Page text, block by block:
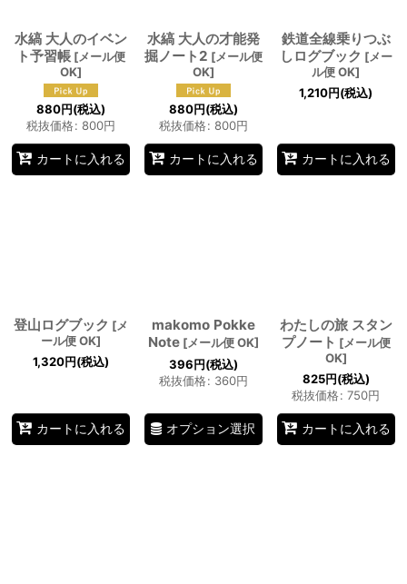
水縞 大人のイベン
ト予習帳 [メール便
OK]
880円(税込)
税抜価格: 800円
カートに入れる
水縞 大人の才能発
掘ノート2 [メール便
OK]
880円(税込)
税抜価格: 800円
カートに入れる
鉄道全線乗りつぶ
しログブック [メー
ル便 OK]
1,210円(税込)
カートに入れる
登山ログブック [メ
ール便 OK]
1,320円(税込)
カートに入れる
makomo Pokke
Note [メール便 OK]
396円(税込)
税抜価格: 360円
オプション選択
わたしの旅 スタン
プノート [メール便
OK]
825円(税込)
税抜価格: 750円
カートに入れる